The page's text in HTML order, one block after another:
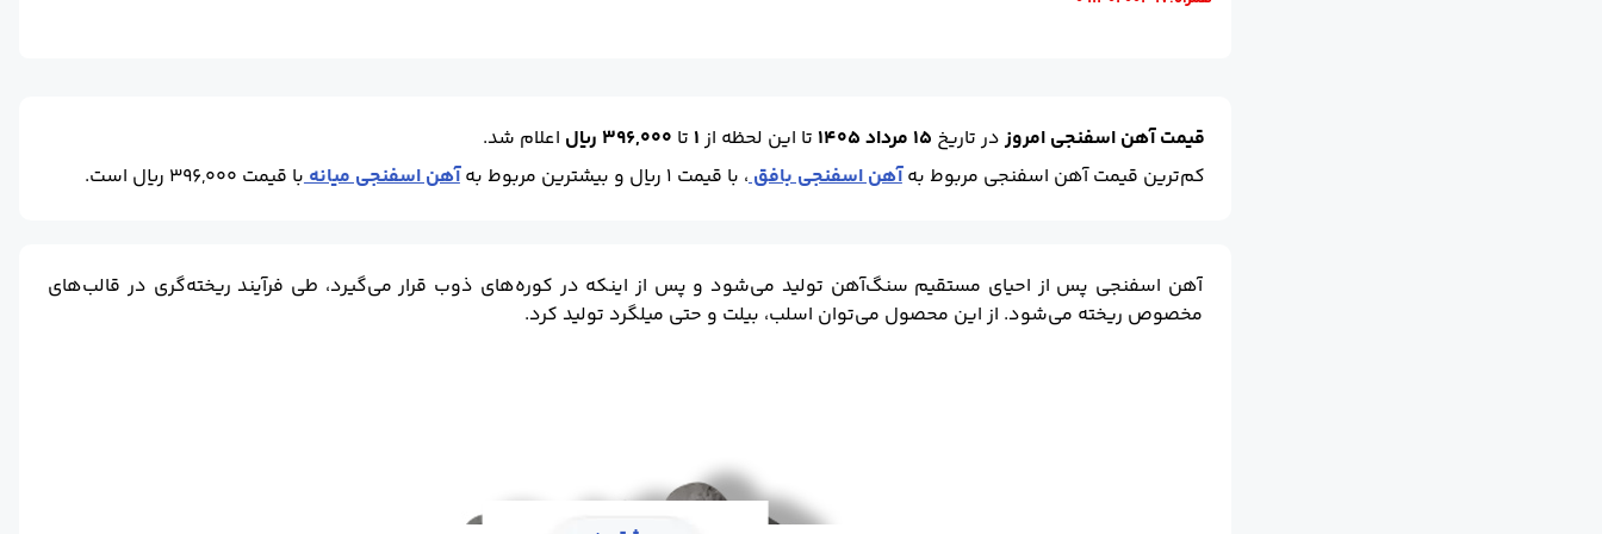
قیمت آهن اسفنجی امروزدر تاریخ 15 مرداد 1405 تا این لحظه از1 تا 396,000 ریال
اعلام شد.
کم‌ترین قیمت آهن اسفنجی مربوط بهآهن اسفنجی بافق، با قیمت 1 ریال و بیشترین مربوط به آهن اسفنجی میانهبا قیمت 396,000 ریال است.
آهن اسفنجی پس از احیای مستقیم سنگ‌آهن تولید می‌شود و پس‌ از اینکه در کوره‌های ذوب قرار می‌گیرد، طی فرآیند ریخته‌گری در قالب‌های
مخصوص ریخته می‌شود. از این محصول می‌توان اسلب، بیلت و حتی میلگرد تولید کرد.